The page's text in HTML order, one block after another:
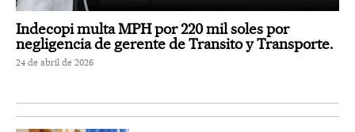
Indecopi multa MPH por 220 mil soles por
negligencia de gerente de Transito y Transporte.
24 de abril de 2026